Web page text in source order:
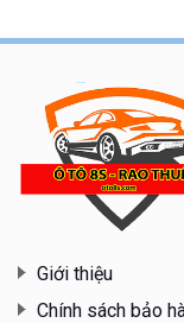
Giới thiệu
Chính sách bảo